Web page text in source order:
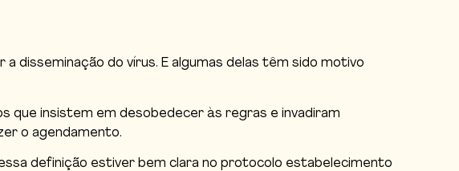
disseminação do vírus. E algumas delas têm sido motivo
que insistem em desobedecer às regras e invadiram
o agendamento.
definição estiver bem clara no protocolo estabelecimento